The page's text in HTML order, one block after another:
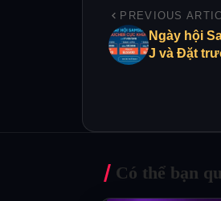
PREVIOUS
Ngày hội
J và Đặt
Có thể bạn